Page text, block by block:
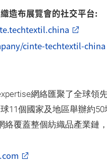
造布展覽會的社交平台:
cinte-techtextil-china
網絡匯聚了全球領
11個國家及地區舉辦約
絡覆蓋整個紡織品產業鏈